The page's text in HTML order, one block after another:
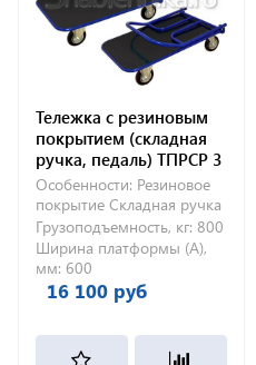
Тележка с резиновым
покрытием (складная
ручка, педаль) ТПРСР 3
МП (600х1000) без
колес
Особенности: Резиновое
покрытие Складная ручка
Грузоподъемность, кг: 800
Ширина платформы (А),
мм: 600
16 100 руб